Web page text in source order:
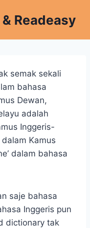
Readeasy
semak sekali
bahasa
Dewan,
adalah
Inggeris-
Kamus
dalam bahasa
saje bahasa
Inggeris pun
dictionary tak